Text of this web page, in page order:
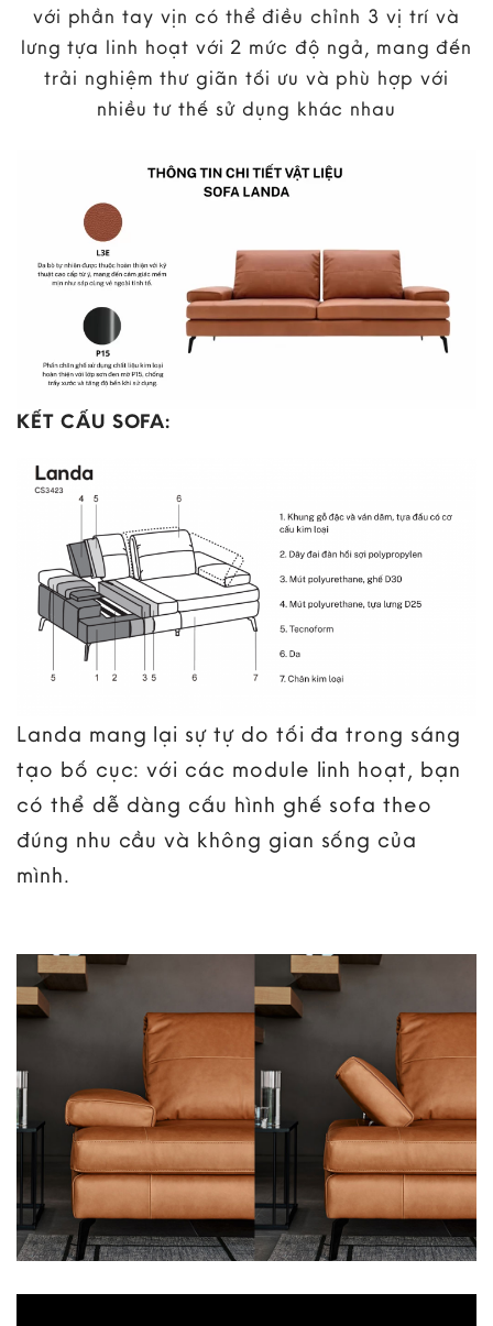
với phần tay vịn có thể điều chỉnh 3 vị trí và
lưng tựa linh hoạt với 2 mức độ ngả, mang đến
trải nghiệm thư giãn tối ưu và phù hợp với
nhiều tư thế sử dụng khác nhau
KẾT CẤU SOFA:
Landa mang lại sự tự do tối đa trong sáng
tạo bố cục: với các module linh hoạt, bạn
có thể dễ dàng cấu hình ghế sofa theo
đúng nhu cầu và không gian sống của
mình.